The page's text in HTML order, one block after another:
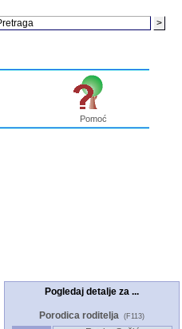
Pomoć
Pogledaj detalje za ...
Porodica roditelja (F113)